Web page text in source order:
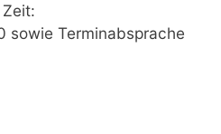
sowie Terminabsprache